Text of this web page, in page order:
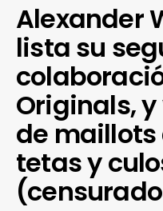
Alexander
lista su
Originals,
de
tetas y